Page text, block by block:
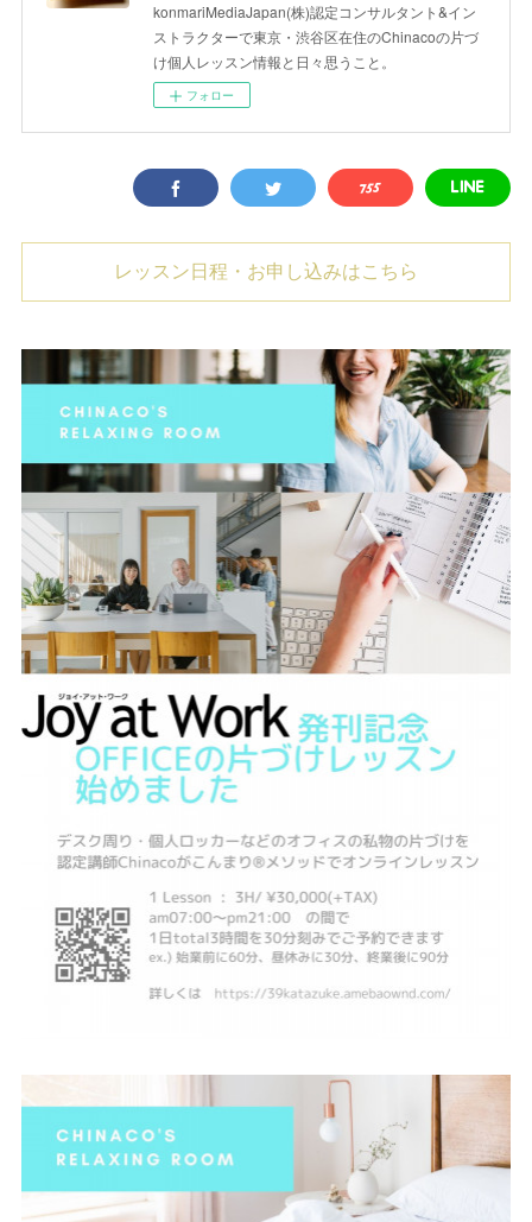
konmariMediaJapan(株)認定コンサルタント&イン
ストラクターで東京・渋谷区在住のChinacoの片づ
け個人レッスン情報と日々思うこと。
フォロー
レッスン日程・お申し込みはこちら